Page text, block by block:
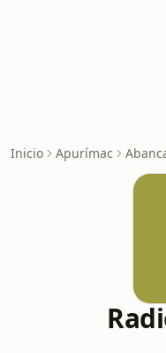
Inicio Apurímac